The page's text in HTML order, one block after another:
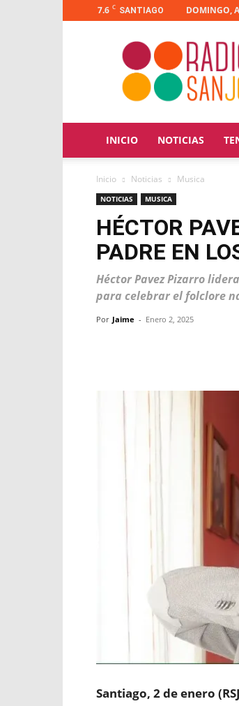
7.6 C SANTIAGO DOMINGO,
INICIO NOTICIAS
Inicio Noticias Musica
NOTICIAS MUSICA
HÉCTOR
PADRE EN
Héctor Pavez Pizarro
para celebrar el folclore
Por Jaime - Enero 2, 2025
Santiago, 2 de enero